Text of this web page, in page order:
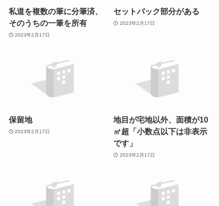
私道を複数の筆に分筆済、
そのうちの一筆を所有
2023年2月17日
セットバック部分がある
2023年2月17日
保留地
2023年2月17日
地目が宅地以外、面積が10
㎡超「小数点以下は非表示
です」
2023年2月17日